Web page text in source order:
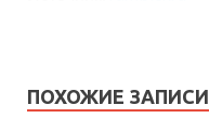
ПОХОЖИЕ ЗАПИСИ